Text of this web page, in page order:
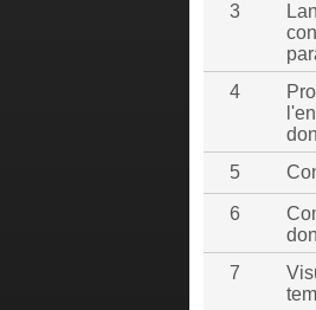
3
4
5
6
7